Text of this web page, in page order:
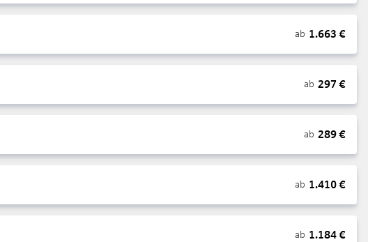
ab 1.663 €
ab 297 €
ab 289€
ab 1.410€
ab 1.184€